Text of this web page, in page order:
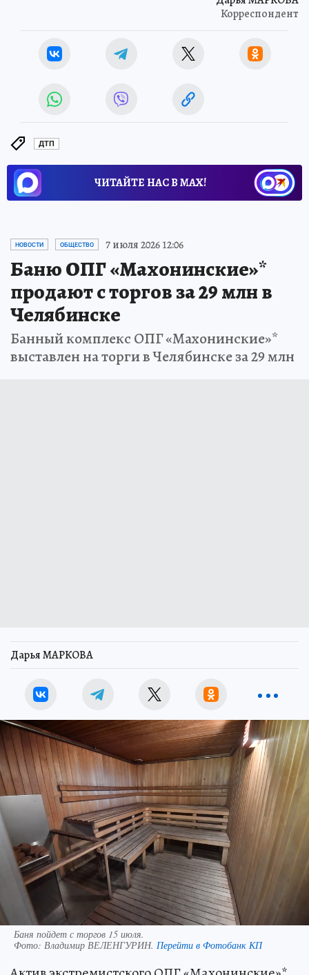
Корреспондент
ДТП
ЧИТАЙТЕ НАС В МАХ!
НОВОСТИ ОБЩЕСТВО 7 июля 2026 12:06
Баню ОПГ «Махонинские»*
продают с торгов за 29 млн в
Челябинске
Банный комплекс ОПГ «Махонинские»*
выставлен на торги в Челябинске за 29 млн
Дарья МАРКОВА
Баня пойдет с торгов 15 июля.
Фото: Владимир ВЕЛЕНГУРИН. Перейти в Фотобанк КП